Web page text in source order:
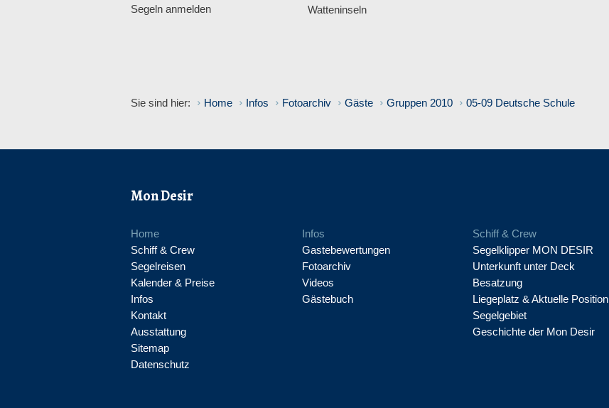
Segeln anmelden
Watteninseln
Sie sind hier: Home Infos Fotoarchiv Gäste Gruppen 2010 05-09 Deutsche Schule
Mon Desir
Home
Schiff & Crew
Segelreisen
Kalender & Preise
Infos
Kontakt
Ausstattung
Sitemap
Datenschutz
Infos
Gastebewertungen
Fotoarchiv
Videos
Gästebuch
Schiff & Crew
Segelklipper MON DESIR
Unterkunft unter Deck
Besatzung
Liegeplatz & Aktuelle Position
Segelgebiet
Geschichte der Mon Desir